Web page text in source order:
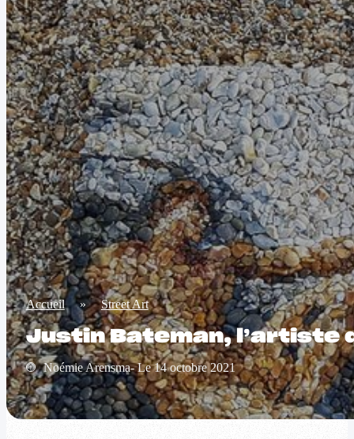
Accueil » Street Art
Justin Bateman, l’artiste
Noémie Arensma- Le 14 octobre 2021